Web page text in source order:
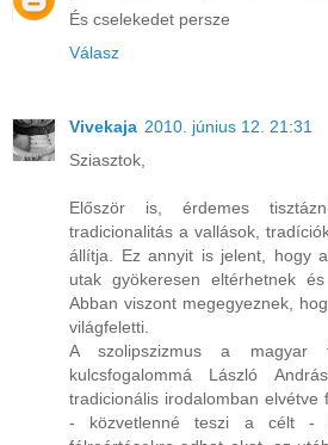
És cselekedet persze
Válasz
Vivekaja 2010. június 12. 21:31
Sziasztok,
Először is, érdemes
tradicionalitás a vallások,
állítja. Ez annyit is jelent, hogy
utak gyökeresen eltérhetnek
Abban viszont megegyeznek,
világfeletti.
A szolipszizmus a magyar
kulcsfogalommá László
tradicionális irodalomban elvétve
- közvetlenné teszi a célt -